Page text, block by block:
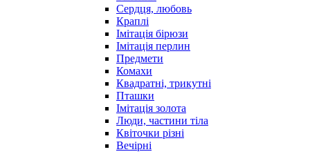
Сердця, любовь
Краплі
Імітація бірюзи
Імітація перлин
Предмети
Комахи
Квадратні, трикутні
Пташки
Імітація золота
Люди, частини тіла
Квіточки різні
Вечірні